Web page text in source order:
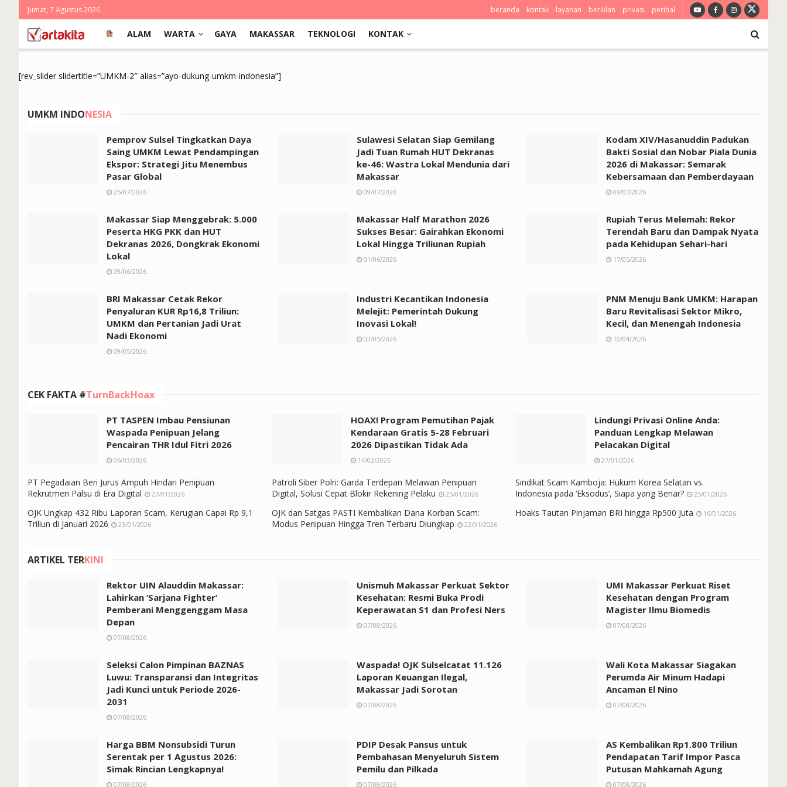
Jumat, 7 Agustus 2026 beranda kontak layanan beriklan privasi perihal
ALAM WARTA GAYA MAKASSAR TEKNOLOGI KONTAK
[rev_slider slidertitle=”UMKM-2″ alias=”ayo-dukung-umkm-indonesia”]
UMKM INDONESIA
Pemprov Sulsel Tingkatkan Daya
Saing UMKM Lewat Pendampingan
Ekspor: Strategi Jitu Menembus
Pasar Global
25/07/2026
Sulawesi Selatan Siap Gemilang
Jadi Tuan Rumah HUT Dekranas
ke-46: Wastra Lokal Mendunia dari
Makassar
09/07/2026
Kodam XIV/Hasanuddin Padukan
Bakti Sosial dan Nobar Piala Dunia
2026 di Makassar: Semarak
Kebersamaan dan Pemberdayaan
09/07/2026
Makassar Siap Menggebrak: 5.000
Peserta HKG PKK dan HUT
Dekranas 2026, Dongkrak Ekonomi
Lokal
29/06/2026
Makassar Half Marathon 2026
Sukses Besar: Gairahkan Ekonomi
Lokal Hingga Triliunan Rupiah
01/06/2026
Rupiah Terus Melemah: Rekor
Terendah Baru dan Dampak Nyata
pada Kehidupan Sehari-hari
17/05/2026
BRI Makassar Cetak Rekor
Penyaluran KUR Rp16,8 Triliun:
UMKM dan Pertanian Jadi Urat
Nadi Ekonomi
09/05/2026
Industri Kecantikan Indonesia
Melejit: Pemerintah Dukung
Inovasi Lokal!
02/05/2026
PNM Menuju Bank UMKM: Harapan
Baru Revitalisasi Sektor Mikro,
Kecil, dan Menengah Indonesia
10/04/2026
CEK FAKTA #TurnBackHoax
PT TASPEN Imbau Pensiunan
Waspada Penipuan Jelang
Pencairan THR Idul Fitri 2026
06/03/2026
HOAX! Program Pemutihan Pajak
Kendaraan Gratis 5-28 Februari
2026 Dipastikan Tidak Ada
14/02/2026
Lindungi Privasi Online Anda:
Panduan Lengkap Melawan
Pelacakan Digital
27/01/2026
PT Pegadaian Beri Jurus Ampuh Hindari Penipuan
Rekrutmen Palsu di Era Digital
27/01/2026
Patroli Siber Polri: Garda Terdepan Melawan Penipuan
Digital, Solusi Cepat Blokir Rekening Pelaku
25/01/2026
Sindikat Scam Kamboja: Hukum Korea Selatan vs.
Indonesia pada ‘Eksodus’, Siapa yang Benar?
25/01/2026
OJK Ungkap 432 Ribu Laporan Scam, Kerugian Capai Rp 9,1
Triliun di Januari 2026
23/01/2026
OJK dan Satgas PASTI Kembalikan Dana Korban Scam:
Modus Penipuan Hingga Tren Terbaru Diungkap
22/01/2026
Hoaks Tautan Pinjaman BRI hingga Rp500 Juta 16/01/2026
ARTIKEL TERKINI
Rektor UIN Alauddin Makassar:
Lahirkan ‘Sarjana Fighter’
Pemberani Menggenggam Masa
Depan
07/08/2026
Unismuh Makassar Perkuat Sektor
Kesehatan: Resmi Buka Prodi
Keperawatan S1 dan Profesi Ners
07/08/2026
UMI Makassar Perkuat Riset
Kesehatan dengan Program
Magister Ilmu Biomedis
07/08/2026
Seleksi Calon Pimpinan BAZNAS
Luwu: Transparansi dan Integritas
Jadi Kunci untuk Periode 2026-
2031
07/08/2026
Waspada! OJK Sulselcatat 11.126
Laporan Keuangan Ilegal,
Makassar Jadi Sorotan
07/08/2026
Wali Kota Makassar Siagakan
Perumda Air Minum Hadapi
Ancaman El Nino
07/08/2026
Harga BBM Nonsubsidi Turun
Serentak per 1 Agustus 2026:
Simak Rincian Lengkapnya!
07/08/2026
PDIP Desak Pansus untuk
Pembahasan Menyeluruh Sistem
Pemilu dan Pilkada
07/08/2026
AS Kembalikan Rp1.800 Triliun
Pendapatan Tarif Impor Pasca
Putusan Mahkamah Agung
07/08/2026